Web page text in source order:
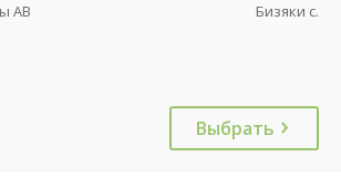
АВ Бизяки с.
Выбрать